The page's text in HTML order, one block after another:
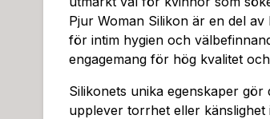
Pjur Woman Silikon är en del
för intim hygien och
engagemang för hög kvalitet
Silikonets unika egenskaper
upplever torrhet eller känslighet